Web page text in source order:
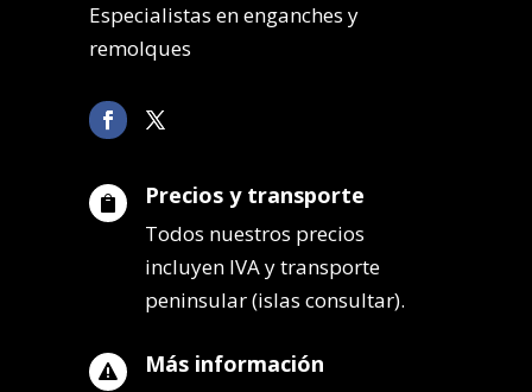
Especialistas en enganches y
remolques
 Precios y transporte
Todos nuestros precios
incluyen IVA y transporte
peninsular (islas consultar).
 Más información